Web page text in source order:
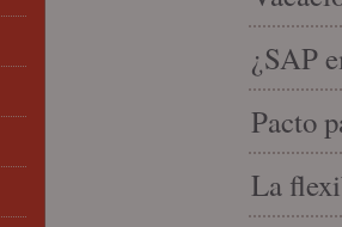
¿SAP
Pacto
La